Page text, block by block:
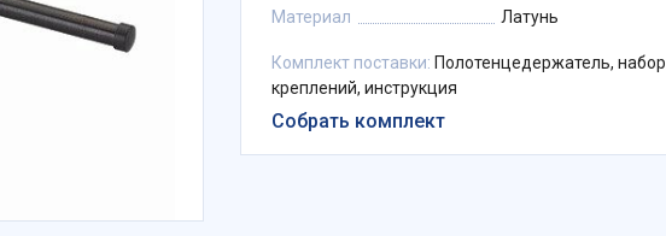
Материал
Латунь
Комплект поставки: Полотенцедержатель, набор
креплений, инструкция
Собрать комплект